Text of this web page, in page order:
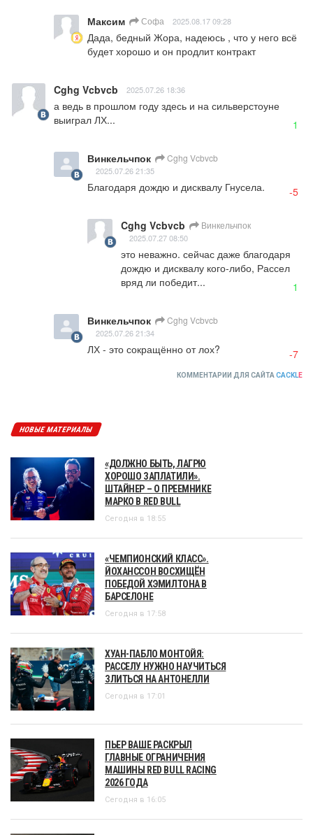
Максим Софа 2025.08.17 09:28
Дада, бедный Жора, надеюсь , что у него всё
будет хорошо и он продлит контракт
Cghg Vcbvcb 2025.07.26 18:36
а ведь в прошлом году здесь и на сильверстоуне
выиграл ЛХ...
1
Винкельчпок Cghg Vcbvcb
2025.07.26 21:35
Благодаря дождю и дисквалу Гнусела. -5
Cghg Vcbvcb Винкельчпок
2025.07.27 08:50
это неважно. сейчас даже благодаря
дождю и дисквалу кого-либо, Рассел
вряд ли победит...
1
Винкельчпок Cghg Vcbvcb
2025.07.26 21:34
ЛХ - это сокращённо от лох? -7
КОММЕНТАРИИ ДЛЯ САЙТА CACKLE
НОВЫЕ МАТЕРИАЛЫ
«ДОЛЖНО БЫТЬ, ЛАГРЮ
ХОРОШО ЗАПЛАТИЛИ».
ШТАЙНЕР – О ПРЕЕМНИКЕ
МАРКО В RED BULL
Сегодня в 18:55
«ЧЕМПИОНСКИЙ КЛАСС».
ЙОХАНССОН ВОСХИЩЁН
ПОБЕДОЙ ХЭМИЛТОНА В
БАРСЕЛОНЕ
Сегодня в 17:58
ХУАН-ПАБЛО МОНТОЙЯ:
РАССЕЛУ НУЖНО НАУЧИТЬСЯ
ЗЛИТЬСЯ НА АНТОНЕЛЛИ
Сегодня в 17:01
ПЬЕР ВАШЕ РАСКРЫЛ
ГЛАВНЫЕ ОГРАНИЧЕНИЯ
МАШИНЫ RED BULL RACING
2026 ГОДА
Сегодня в 16:05